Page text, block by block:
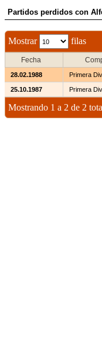
Partidos perdidos con
Mostrar filas
Fecha
28.02.1988 Primera
25.10.1987 Primera
Mostrando 1 a 2 de 2